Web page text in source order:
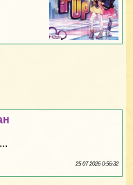
25 07 2026 0:56:32